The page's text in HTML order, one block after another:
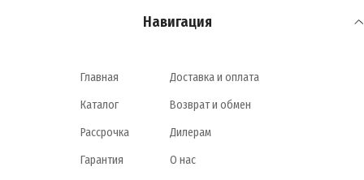
Навигация
Главная
Каталог
Рассрочка
Гарантия
Доставка и оплата
Возврат и обмен
Дилерам
О нас